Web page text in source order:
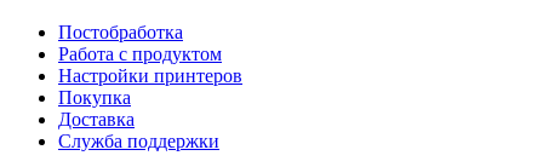
Постобработка
Работа с продуктом
Настройки принтеров
Покупка
Доставка
Служба поддержки